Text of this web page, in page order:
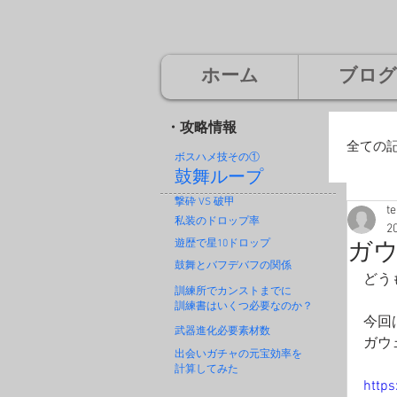
ホーム ブログ
・攻略情報
ボスハメ技その①
鼓舞ループ
撃砕 VS 破甲
私装のドロップ率
遊歴で星10ドロップ
鼓舞とバフデバフの関係
訓練所でカンストまでに
訓練書はいくつ必要なのか？
武器進化必要素材数
出会いガチャの元宝効率を
計算してみた
全ての
ガ
どう
今回
ガウ